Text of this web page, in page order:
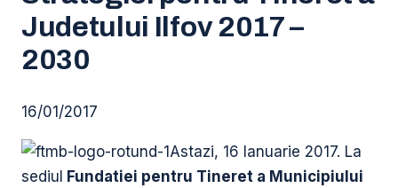
Judetului Ilfov 2017 –
2030
16/01/2017
Astazi, 16 Ianuarie 2017. La
sediul Fundatiei pentru Tineret a Municipiului